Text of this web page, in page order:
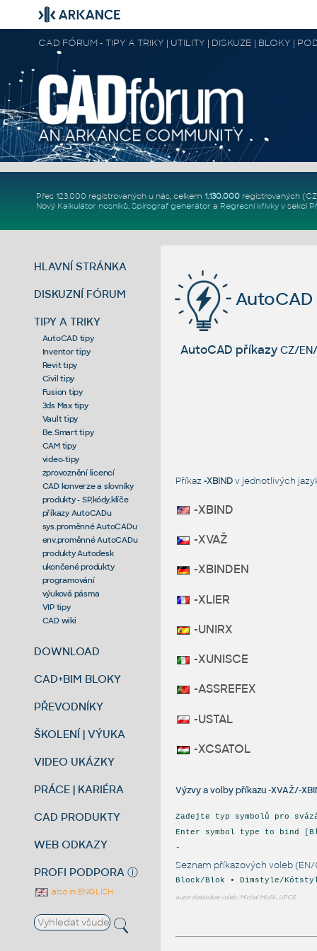
CAD FÓRUM - TIPY A TRIKY | UTILITY | DISKUZE | BLOKY |
Přes 123.000 registrovaných u nás, celkem 1.130.000registrovaných
Nový Kalkulátor nosníků, Spirograf generátor a Regresní křivkyv sekci
HLAVNÍ STRÁNKA
DISKUZNÍ FÓRUM
TIPY A TRIKY
AutoCAD tipy
Inventor tipy
Revit tipy
Civil tipy
Fusion tipy
3ds Max tipy
Vault tipy
Be.Smart tipy
CAM tipy
video-tipy
zprovoznění licencí
CAD konverze a slovníky
produkty - SP,kódy,klíče
příkazy AutoCADu
sys.proměnné AutoCADu
env.proměnné AutoCADu
produkty Autodesk
ukončené produkty
programování
výuková pásma
VIP tipy
CAD wiki
DOWNLOAD
CAD+BIM BLOKY
PŘEVODNÍKY
ŠKOLENÍ | VÝUKA
VIDEO UKÁZKY
PRÁCE | KARIÉRA
CAD PRODUKTY
WEB ODKAZY
PROFI PODPORA ⓘ
also in ENGLISH
AutoCAD
AutoCAD příkazy CZ/
Příkaz -XBINDv jednotlivých
-XBIND
-XVAŽ
-XBINDEN
-XLIER
-UNIRX
-XUNISCE
-ASSREFEX
-USTAL
-XCSATOL
Výzvy a volby příkazu -XVAŽ/-
Zadejte typ symbolů pro
Enter symbol type to bind
-
Seznam příkazových voleb (EN/
Block/Blok • Dimstyle/
autor databáze voleb: Michal Miclík, UPCE